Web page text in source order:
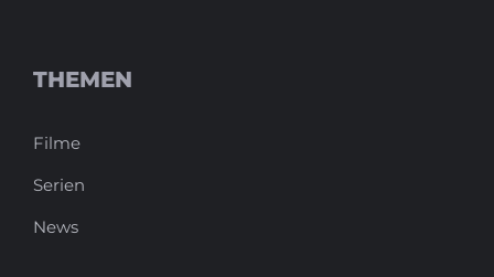
THEMEN
Filme
Serien
News